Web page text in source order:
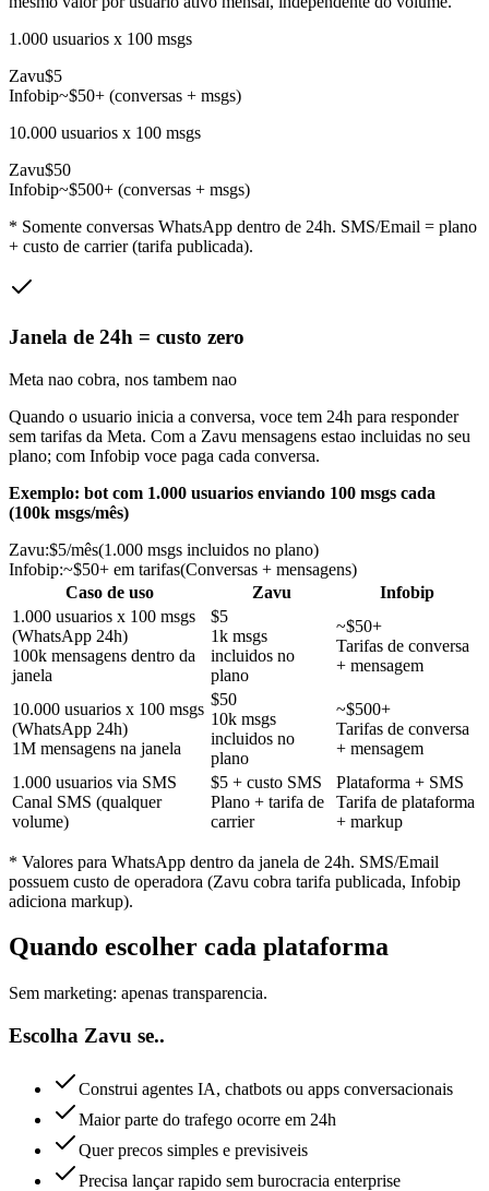
1.000 usuarios x 100 msgs
Zavu$5
Infobip~$50+ (conversas + msgs)
10.000 usuarios x 100 msgs
Zavu$50
Infobip~$500+ (conversas + msgs)
* Somente conversas WhatsApp dentro de 24h. SMS/Email = plano
+ custo de carrier (tarifa publicada).
Janela de 24h = custo zero
Meta nao cobra, nos tambem nao
Quando o usuario inicia a conversa, voce tem 24h para responder
sem tarifas da Meta. Com a Zavu mensagens estao incluidas no seu
plano; com Infobip voce paga cada conversa.
Exemplo: bot com 1.000 usuarios enviando 100 msgs cada
(100k msgs/mês)
Zavu:$5/mês(1.000 msgs incluidos no plano)
Infobip:~$50+ em tarifas(Conversas + mensagens)
Caso de uso
Zavu
Infobip
1.000 usuarios x 100 msgs
(WhatsApp 24h)
100k mensagens dentro da
janela
$5
1k msgs
incluidos no
plano
~$50+
Tarifas de conversa
+ mensagem
10.000 usuarios x 100 msgs
(WhatsApp 24h)
1M mensagens na janela
$50
10k msgs
incluidos no
plano
~$500+
Tarifas de conversa
+ mensagem
1.000 usuarios via SMS
Canal SMS (qualquer
volume)
$5 + custo SMS
Plano + tarifa de
carrier
Plataforma + SMS
Tarifa de plataforma
+ markup
* Valores para WhatsApp dentro da janela de 24h. SMS/Email
possuem custo de operadora (Zavu cobra tarifa publicada, Infobip
adiciona markup).
Quando escolher cada plataforma
Sem marketing: apenas transparencia.
Escolha Zavu se..
Construi agentes IA, chatbots ou apps conversacionais
Maior parte do trafego ocorre em 24h
Quer precos simples e previsiveis
Precisa lançar rapido sem burocracia enterprise